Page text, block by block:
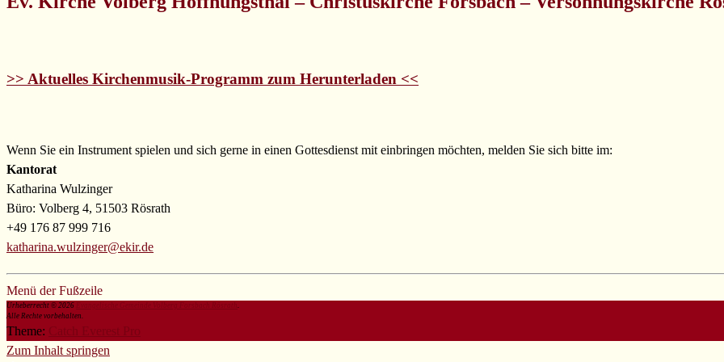
>> Aktuelles Kirchenmusik-Programm zum Herunterladen <<
Wenn Sie ein Instrument spielen und sich gerne in einen Gottesdienst mit einbringen möchten, melden Sie sich bitte im:
Kantorat
Katharina Wulzinger
Büro: Volberg 4, 51503 Rösrath
+49 176 87 999 716
katharina.wulzinger@ekir.de
Menü der Fußzeile
Urheberrecht © 2026 Evangelische Gemeinde Volberg Forsbach Rösrath .
Alle Rechte vorbehalten.
Theme: Catch Everest Pro
Zum Inhalt springen